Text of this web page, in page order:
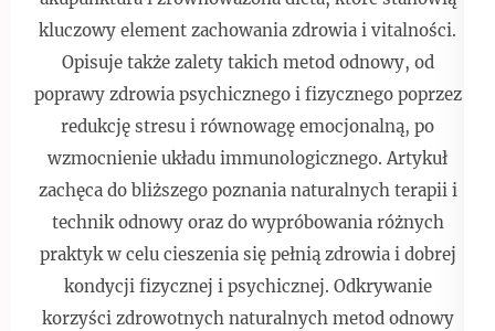
kluczowy element zachowania zdrowia i vitalności.
Opisuje także zalety takich metod odnowy, od
poprawy zdrowia psychicznego i fizycznego poprzez
redukcję stresu i równowagę emocjonalną, po
wzmocnienie układu immunologicznego. Artykuł
zachęca do bliższego poznania naturalnych terapii i
technik odnowy oraz do wypróbowania różnych
praktyk w celu cieszenia się pełnią zdrowia i dobrej
kondycji fizycznej i psychicznej. Odkrywanie
korzyści zdrowotnych naturalnych metod odnowy